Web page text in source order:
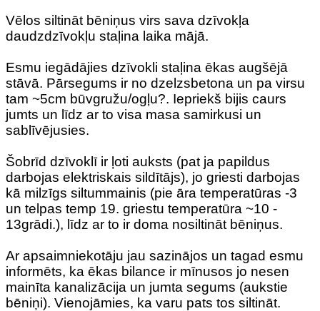
Vēlos siltināt bēniņus virs sava dzīvokļa
daudzdzīvokļu staļina laika mājā.
Esmu iegādājies dzīvokli staļina ēkas augšējā
stāvā. Pārsegums ir no dzelzsbetona un pa virsu
tam ~5cm būvgružu/ogļu?. Iepriekš bijis caurs
jumts un līdz ar to visa masa samirkusi un
sablīvējusies.
Šobrīd dzīvoklī ir ļoti auksts (pat ja papildus
darbojas elektriskais sildītājs), jo griesti darbojas
kā milzīgs siltummainis (pie āra temperatūras -3
un telpas temp 19. griestu temperatūra ~10 -
13grādi.), līdz ar to ir doma nosiltināt bēniņus.
Ar apsaimniekotāju jau sazinājos un tagad esmu
informēts, ka ēkas bilance ir mīnusos jo nesen
mainīta kanalizācija un jumta segums (aukstie
bēniņi). Vienojāmies, ka varu pats tos siltināt.